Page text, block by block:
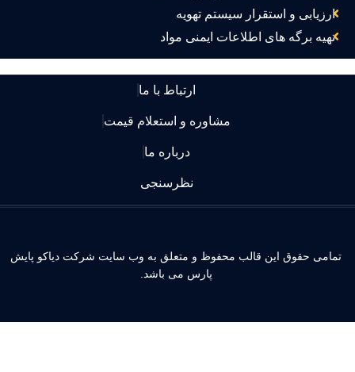
ارزیابی و استقرار سیستم تهویه
تهیه برگه های اطلاعات ایمنی مواد
ارتباط با ما
مشاوره و استعلام قیمت
درباره ما
نظرسنجی
حقوق این قالب محفوظ و متعلق به وب سایت شرکت دیاکو پایش
پارس می باشد.